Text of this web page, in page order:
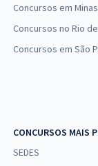
Concursos em
Concursos no Rio
Concursos em São
CONCURSOS MAIS
SEDES